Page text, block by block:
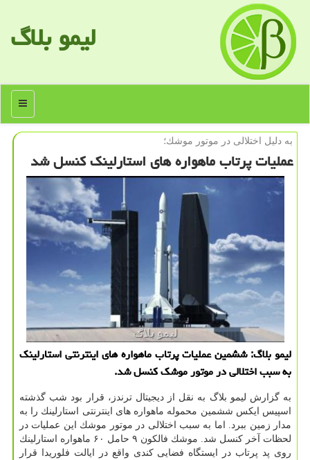
لیمو بلاگ
منو
به دلیل اختلالی در موتور موشك؛
عملیات پرتاب ماهواره های استارلینك كنسل شد
لیمو بلاگ: ششمین عملیات پرتاب ماهواره های اینترنتی استارلینك
به سبب اختلالی در موتور موشك كنسل شد.
به گزارش لیمو بلاگ به نقل از دیجیتال ترندز، قرار بود شب گذشته
اسپیس ایكس ششمین محموله ماهواره های اینترنتی استارلینك را به
مدار زمین ببرد. اما به سبب اختلالی در موتور موشك این عملیات در
لحظات آخر كنسل شد. موشك فالكون ۹ حامل ۶۰ ماهواره استارلینك
روی پد پرتاب در ایستگاه فضایی كندی واقع در ایالت فلوریدا قرار